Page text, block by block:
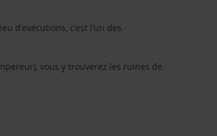
c’est l’un des
vous y trouverez les ruines de